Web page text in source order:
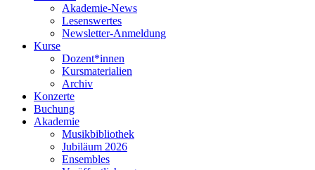
Akademie-News
Lesenswertes
Newsletter-Anmeldung
Kurse
Dozent*innen
Kursmaterialien
Archiv
Konzerte
Buchung
Akademie
Musikbibliothek
Jubiläum 2026
Ensembles